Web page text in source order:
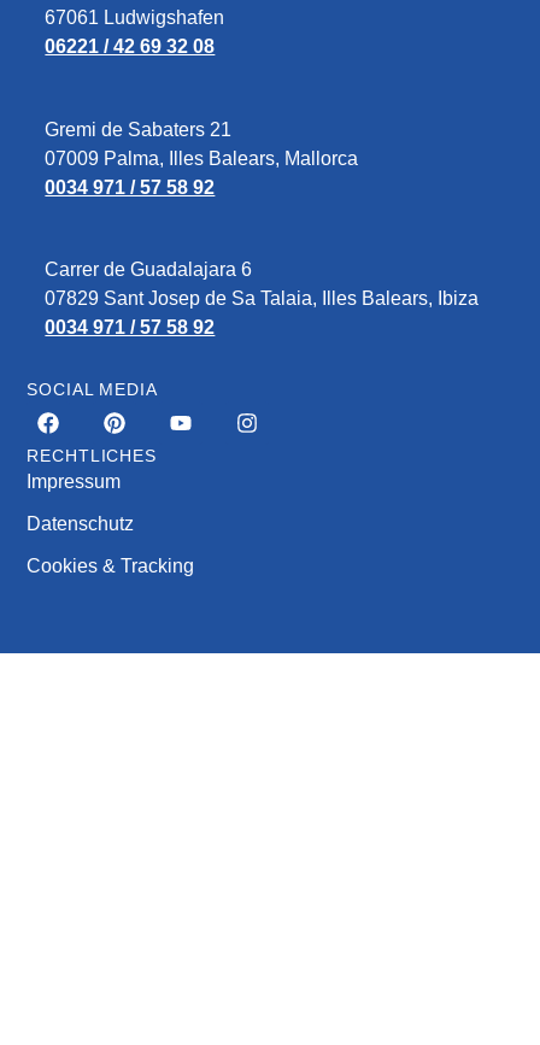
67061 Ludwigshafen
06221 / 42 69 32 08
Gremi de Sabaters 21
07009 Palma, Illes Balears, Mallorca
0034 971 / 57 58 92
Carrer de Guadalajara 6
07829‎ Sant Josep de Sa Talaia, Illes Balears, Ibiza
0034 971 / 57 58 92
SOCIAL MEDIA
RECHTLICHES
Impressum
Datenschutz
Cookies & Tracking